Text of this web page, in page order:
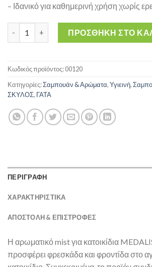
– Ιδανικό για καθημερινή χρήση χωρίς
Αρωματικό mist MEDALIST Berry 100 ml
ΠΡΟΣΘΉΚΗ ΣΤΟ
Κωδικός προϊόντος:00120
Κατηγορίες:Σαμπουάν & Αρώματα,Υγιεινή,
ΣΚΥΛΟΣ, ΓΑΤΑ
ΠΕΡΙΓΡΑΦΗ
ΧΑΡΑΚΤΗΡΙΣΤΙΚΑ
ΑΠΟΣΤΟΛΉ & ΕΠΙΣΤΡΟΦΈΣ
Η αρωματικό mist για κατοικίδια
προσφέρει φρεσκάδα και φροντίδα στο